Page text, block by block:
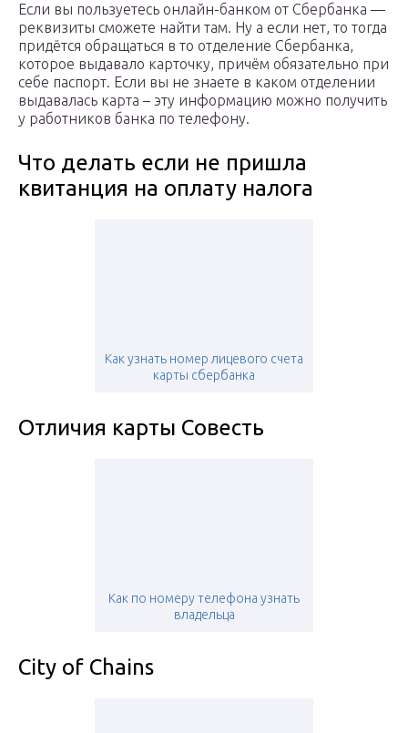
Если вы пользуетесь онлайн-банком от Сбербанка —
реквизиты сможете найти там. Ну а если нет, то тогда
придётся обращаться в то отделение Сбербанка,
которое выдавало карточку, причём обязательно при
себе паспорт. Если вы не знаете в каком отделении
выдавалась карта – эту информацию можно получить
у работников банка по телефону.
Что делать если не пришла
квитанция на оплату налога
Как узнать номер лицевого счета
карты сбербанка
Отличия карты Совесть
Как по номеру телефона узнать
владельца
City of Chains